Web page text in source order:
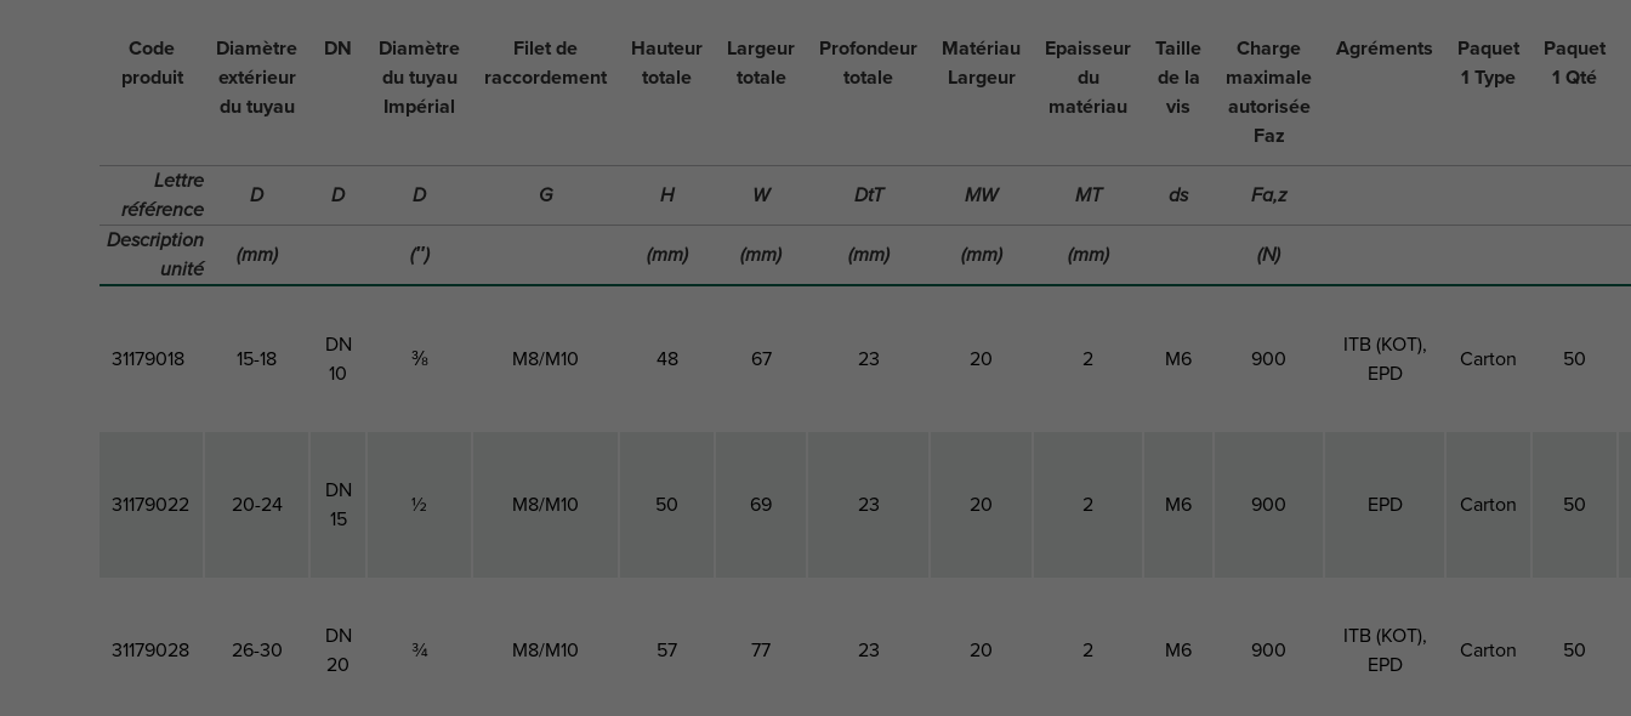
Code
produit
Diamètre
extérieur
du tuyau
DN
Diamètre
du tuyau
Impérial
Filet de
raccordement
Hauteur
totale
Largeur
totale
Profondeur
totale
Matériau
Largeur
Epaisseur
du
matériau
Taille
de la
vis
Charge
maximale
autorisée
Faz
Agréments
Paquet
1 Type
Paquet
1 Qté
Lettre
référence
D D D G H W DtT MW MT ds
Fa,z
Description
unité
(mm) (″) (mm) (mm) (mm) (mm) (mm) (N)
31179018 15-18
DN
10
⅜ M8/M10 48 67 23 20 2 M6 900
ITB (KOT),
EPD
Carton 50
31179022 20-24
DN
15
½ M8/M10 50 69 23 20 2 M6 900 EPD Carton 50
31179028 26-30
DN
20
¾ M8/M10 57 77 23 20 2 M6 900
ITB (KOT),
EPD
Carton 50